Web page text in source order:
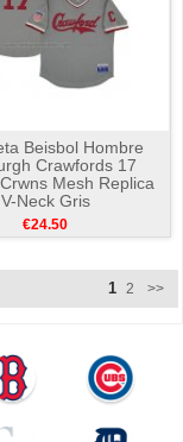
Beisbol Hombre
Crawfords 17
Mesh Replica
V-Neck Gris
€24.50
1 2 >>